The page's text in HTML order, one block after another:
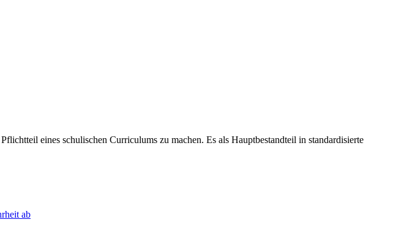
eines schulischen Curriculums zu machen. Es als Hauptbestandteil in standardisierte
ab